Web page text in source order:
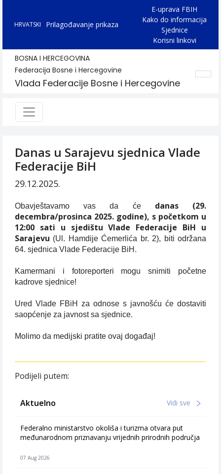
HRVATSKI Prilagođavanje prikaza
E-uprava FBIH
Kako do informacija
Sjednice
Korisni linkovi
BOSNA I HERCEGOVINA
Federacija Bosne i Hercegovine
Vlada Federacije Bosne i Hercegovine
Danas u Sarajevu sjednica Vlade
Federacije BiH
29.12.2025.
Obavještavamo vas da će danas (29.
decembra/prosinca 2025. godine), s početkom u
12:00 sati u sjedištu Vlade Federacije BiH u
Sarajevu (Ul. Hamdije Ćemerlića br. 2), biti održana
64. sjednica Vlade Federacije BiH.
Kamermani i fotoreporteri mogu snimiti početne
kadrove sjednice!
Ured Vlade FBiH za odnose s javnošću će dostaviti
saopćenje za javnost sa sjednice.
Molimo da medijski pratite ovaj događaj!
Podijeli putem:
Aktuelno Vidi sve
Federalno ministarstvo okoliša i turizma otvara put
međunarodnom priznavanju vrijednih prirodnih područja
07 Aug 2026